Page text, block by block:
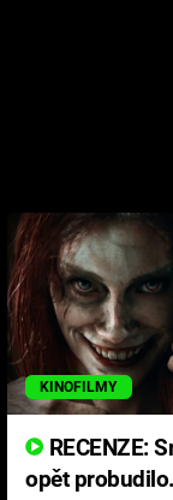
KINOFILMY
opět